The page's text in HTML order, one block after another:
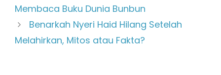
Membaca Buku Dunia Bunbun
Benarkah Nyeri Haid Hilang Setelah
Melahirkan, Mitos atau Fakta?